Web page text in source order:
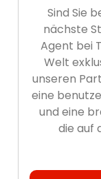
Sind Sie
nächste
Agent bei
Welt
unseren
eine
und eine
die auf